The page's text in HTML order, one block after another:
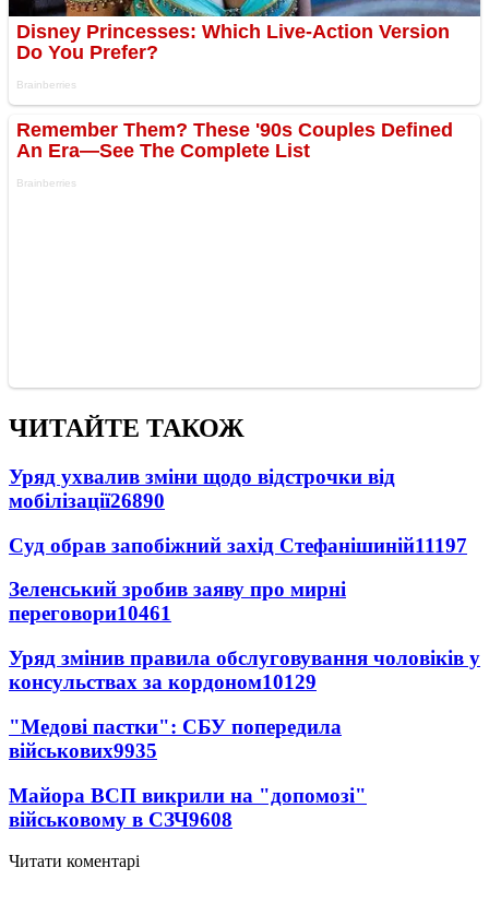
ЧИТАЙТЕ ТАКОЖ
Уряд ухвалив зміни щодо відстрочки від
мобілізації26890
Суд обрав запобіжний захід Стефанішиній11197
Зеленський зробив заяву про мирні
переговори10461
Уряд змінив правила обслуговування чоловіків у
консульствах за кордоном10129
"Медові пастки": СБУ попередила
військових9935
Майора ВСП викрили на "допомозі"
військовому в СЗЧ9608
Читати коментарі